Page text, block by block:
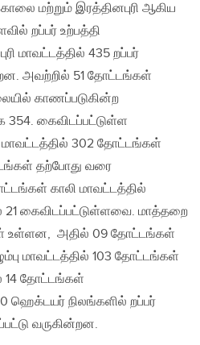
மற்றும் இரத்தினபுரி ஆகிய
றப்பர் உற்பத்தி
மாவட்டத்தில் 435 றப்பர்
அவற்றில் 51 தோட்டங்கள்
காணப்படுகின்ற
கைவிடப்பட்டுள்ள
302 தோட்டங்கள்
தற்போது வரை
காலி மாவட்டத்தில்
கைவிடப்பட்டுள்ளவை. மாத்தறை
உள்ளன, அதில் 09 தோட்டங்கள்
மாவட்டத்தில் 103 தோட்டங்கள்
14 தோட்டங்கள்
ஹெக்டயர் நிலங்களில் றப்பர்
வருகின்றன.